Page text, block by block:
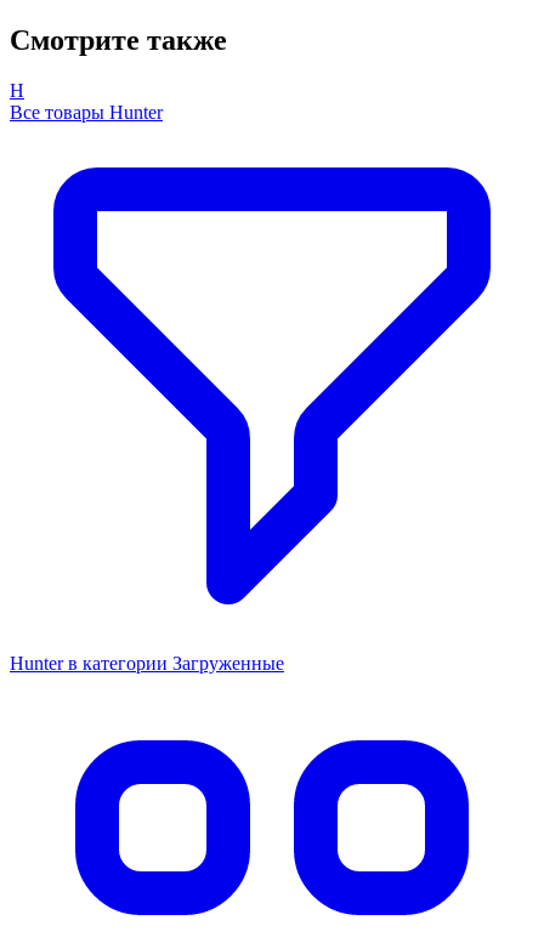
Смотрите также
H
Все товары Hunter
Hunter в категории Загруженные